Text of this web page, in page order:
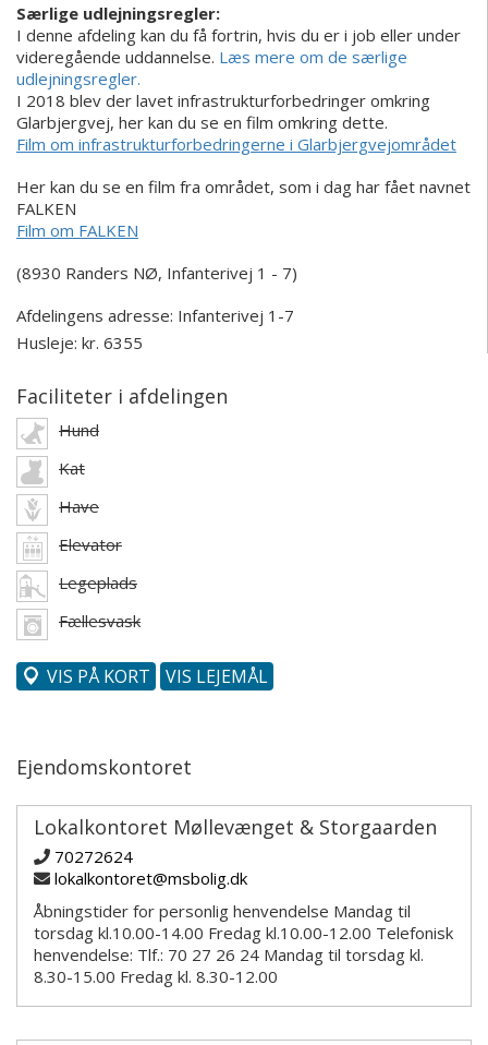
Særlige udlejningsregler:
I denne afdeling kan du få fortrin, hvis du er i job eller under
videregående uddannelse. Læs mere om de særlige
udlejningsregler.
I 2018 blev der lavet infrastrukturforbedringer omkring
Glarbjergvej, her kan du se en film omkring dette.
Film om infrastrukturforbedringerne i Glarbjergvejområdet
Her kan du se en film fra området, som i dag har fået navnet
FALKEN
Film om FALKEN
(8930 Randers NØ, Infanterivej 1 - 7)
Afdelingens adresse: Infanterivej 1-7
Husleje: kr. 6355
Faciliteter i afdelingen
Hund
Kat
Have
Elevator
Legeplads
Fællesvask
VIS PÅ KORT VIS LEJEMÅL
Ejendomskontoret
Lokalkontoret Møllevænget & Storgaarden
70272624
lokalkontoret@msbolig.dk
Åbningstider for personlig henvendelse Mandag til
torsdag kl.10.00-14.00 Fredag kl.10.00-12.00 Telefonisk
henvendelse: Tlf.: 70 27 26 24 Mandag til torsdag kl.
8.30-15.00 Fredag kl. 8.30-12.00